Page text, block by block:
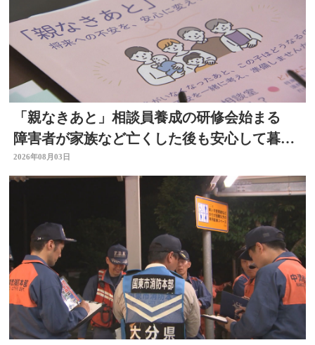
「親なきあと」相談員養成の研修会始まる
障害者が家族など亡くした後も安心して暮ら
せるように 大分
2026年08月03日